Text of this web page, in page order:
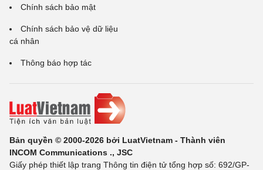
Chính sách bảo mật
Chính sách bảo vệ dữ liệu
cá nhân
Thông báo hợp tác
Bản quyền © 2000-2026 bởi LuatVietnam - Thành viên
INCOM Communications ., JSC
Giấy phép thiết lập trang Thông tin điện tử tổng hợp số: 692/GP-